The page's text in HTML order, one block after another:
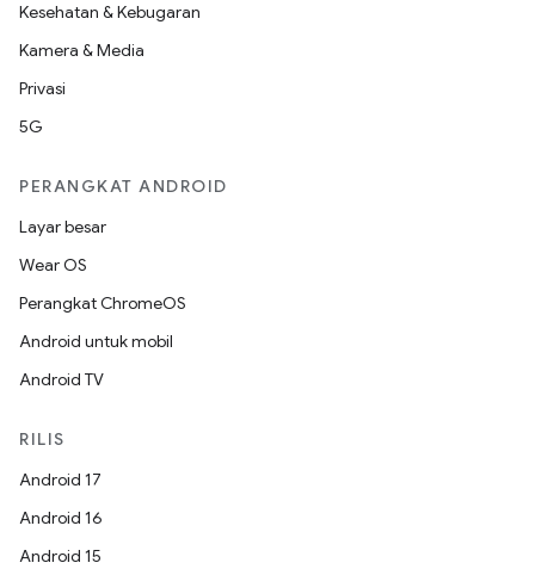
Kesehatan & Kebugaran
Kamera & Media
Privasi
5G
PERANGKAT ANDROID
Layar besar
Wear OS
Perangkat ChromeOS
Android untuk mobil
Android TV
RILIS
Android 17
Android 16
Android 15